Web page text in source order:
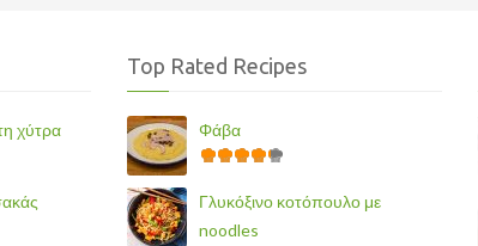
χύτρα
Top Rated Recipes
Φάβα
Γλυκόξινο κοτόπουλο με
noodles